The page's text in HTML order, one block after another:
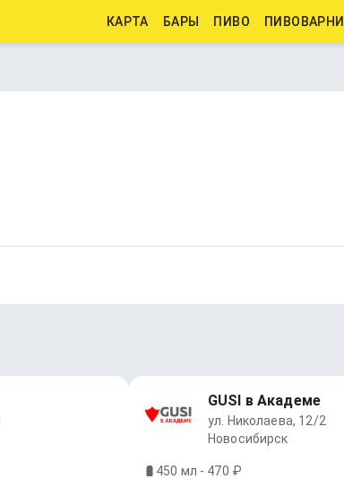
КАРТА БАРЫ ПИВО ПИВОВАРНИ
GUSI в Академе
ул. Николаева, 12/2
Новосибирск
450 мл - 470 ₽